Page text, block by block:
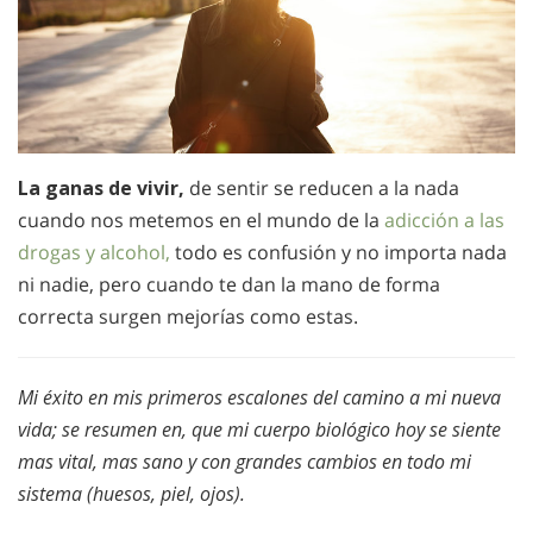
La ganas de vivir, de sentir se reducen a la nada
cuando nos metemos en el mundo de la adicción a las
drogas y alcohol, todo es confusión y no importa nada
ni nadie, pero cuando te dan la mano de forma
correcta surgen mejorías como estas.
Mi éxito en mis primeros escalones del camino a mi nueva
vida; se resumen en, que mi cuerpo biológico hoy se siente
mas vital, mas sano y con grandes cambios en todo mi
sistema (huesos, piel, ojos).